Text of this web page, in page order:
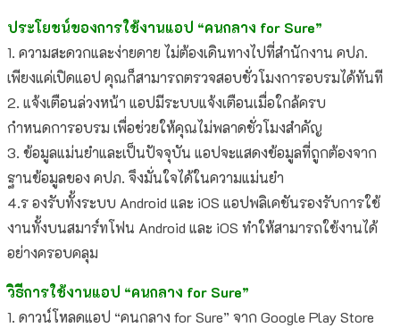
ประโยชน์ของการใช้งานแอป “คนกลาง for Sure”
1. ความสะดวกและง่ายดาย ไม่ต้องเดินทางไปที่สำนักงาน คปภ.
เพียงแค่เปิดแอป คุณก็สามารถตรวจสอบชั่วโมงการอบรมได้ทันที
2. แจ้งเตือนล่วงหน้า แอปมีระบบแจ้งเตือนเมื่อใกล้ครบ
กำหนดการอบรม เพื่อช่วยให้คุณไม่พลาดชั่วโมงสำคัญ
3. ข้อมูลแม่นยำและเป็นปัจจุบัน แอปจะแสดงข้อมูลที่ถูกต้องจาก
ฐานข้อมูลของ คปภ. จึงมั่นใจได้ในความแม่นยำ
4.ร องรับทั้งระบบ Android และ iOS แอปพลิเคชันรองรับการใช้
งานทั้งบนสมาร์ทโฟน Android และ iOS ทำให้สามารถใช้งานได้
อย่างครอบคลุม
วิธีการใช้งานแอป “คนกลาง for Sure”
1. ดาวน์โหลดแอป “คนกลาง for Sure” จาก Google Play Store